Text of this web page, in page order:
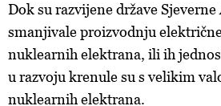
Dok su razvijene države
smanjivale proizvodnju
nuklearnih elektrana, ili ih
u razvoju krenule su s velikim
nuklearnih elektrana.